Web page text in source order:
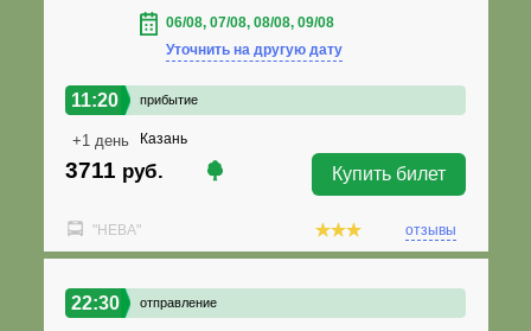
06/08, 07/08, 08/08, 09/08
Уточнить на другую дату
11:20 прибытие
+1 день Казань
3711 руб. Купить билет
"НЕВА" отзывы
22:30 отправление